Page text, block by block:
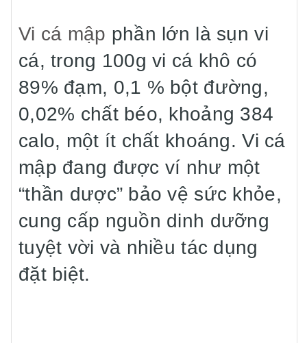
Vi cá mập phần lớn là sụn vi
cá, trong 100g vi cá khô có
89% đạm, 0,1 % bột đường,
0,02% chất béo, khoảng 384
calo, một ít chất khoáng. Vi cá
mập đang được ví như một
“thần dược” bảo vệ sức khỏe,
cung cấp nguồn dinh dưỡng
tuyệt vời và nhiều tác dụng
đặt biệt.